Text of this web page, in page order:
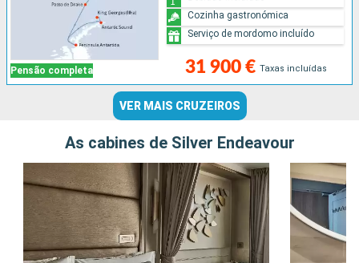
Pensão completa 31 900 € Taxas incluídas
Cozinha gastronómica
Serviço de mordomo incluído
VER MAIS CRUZEIROS
As cabines de Silver Endeavour